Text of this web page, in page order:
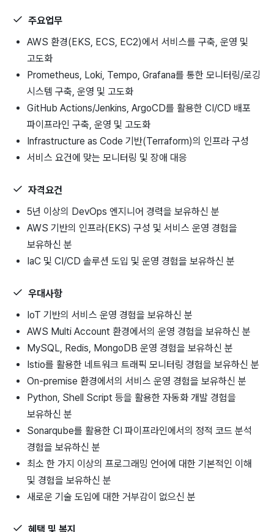
주요업무
AWS 환경(EKS, ECS, EC2)에서 서비스를 구축, 운영 및
고도화
Prometheus, Loki, Tempo, Grafana를 통한 모니터링/로깅
시스템 구축, 운영 및 고도화
GitHub Actions/Jenkins, ArgoCD를 활용한 CI/CD 배포
파이프라인 구축, 운영 및 고도화
Infrastructure as Code 기반(Terraform)의 인프라 구성
서비스 요건에 맞는 모니터링 및 장애 대응
자격요건
5년 이상의 DevOps 엔지니어 경력을 보유하신 분
AWS 기반의 인프라(EKS) 구성 및 서비스 운영 경험을
보유하신 분
IaC 및 CI/CD 솔루션 도입 및 운영 경험을 보유하신 분
우대사항
IoT 기반의 서비스 운영 경험을 보유하신 분
AWS Multi Account 환경에서의 운영 경험을 보유하신 분
MySQL, Redis, MongoDB 운영 경험을 보유하신 분
Istio를 활용한 네트워크 트래픽 모니터링 경험을 보유하신 분
On-premise 환경에서의 서비스 운영 경험을 보유하신 분
Python, Shell Script 등을 활용한 자동화 개발 경험을
보유하신 분
Sonarqube를 활용한 CI 파이프라인에서의 정적 코드 분석
경험을 보유하신 분
최소 한 가지 이상의 프로그래밍 언어에 대한 기본적인 이해
및 경험을 보유하신 분
새로운 기술 도입에 대한 거부감이 없으신 분
혜택 및 복지